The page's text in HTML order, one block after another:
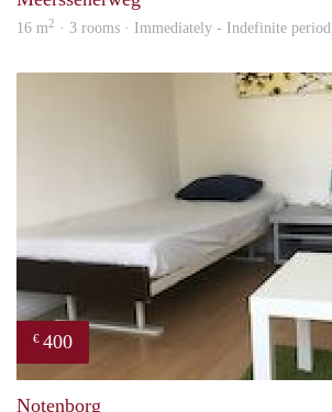
16 m2 · 3 rooms · Immediately - Indefinite period
€ 400
Notenborg